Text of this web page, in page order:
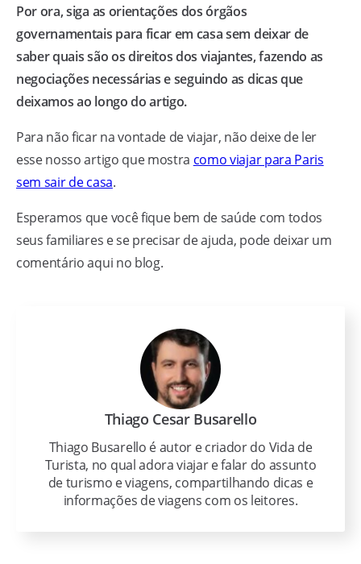
Por ora, siga as orientações dos órgãos
governamentais para ficar em casa sem deixar de
saber quais são os direitos dos viajantes, fazendo as
negociações necessárias e seguindo as dicas que
deixamos ao longo do artigo.
Para não ficar na vontade de viajar, não deixe de ler
esse nosso artigo que mostra como viajar para Paris
sem sair de casa.
Esperamos que você fique bem de saúde com todos
seus familiares e se precisar de ajuda, pode deixar um
comentário aqui no blog.
Thiago Cesar Busarello
Thiago Busarello é autor e criador do Vida de
Turista, no qual adora viajar e falar do assunto
de turismo e viagens, compartilhando dicas e
informações de viagens com os leitores.